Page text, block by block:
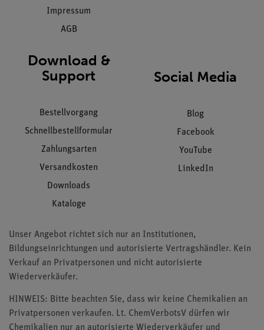
Impressum
AGB
Download &
Support
Bestellvorgang
Schnellbestellformular
Zahlungsarten
Versandkosten
Downloads
Kataloge
Social Media
Blog
Facebook
YouTube
LinkedIn
Unser Angebot richtet sich nur an Institutionen,
Bildungseinrichtungen und autorisierte Vertragshändler. Kein
Verkauf an Privatpersonen und nicht autorisierte
Wiederverkäufer.
HINWEIS: Bitte beachten Sie, dass wir keine Chemikalien an
Privatpersonen verkaufen. Lt. ChemVerbotsV dürfen wir
Chemikalien nur an autorisierte Wiederverkäufer und